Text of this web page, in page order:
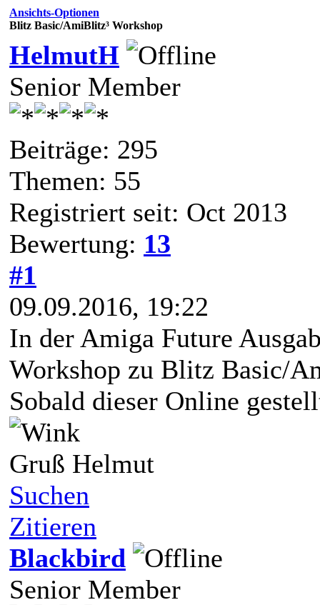
Ansichts-Optionen
Blitz Basic/AmiBlitz³ Workshop
HelmutH
Senior Member
Beiträge: 295
Themen: 55
Registriert seit: Oct 2013
Bewertung: 13
#1
09.09.2016, 19:22
In der Amiga Future
Workshop zu Blitz Basic/
Sobald dieser Online
Gruß Helmut
Suchen
Zitieren
Blackbird
Senior Member